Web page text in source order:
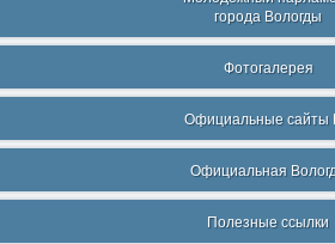
города Вологды
Фотогалерея
Официальные сайты
Официальная
Полезные ссылки